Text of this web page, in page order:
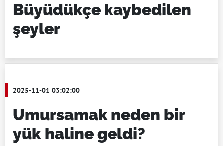
Büyüdükçe kaybedilen
şeyler
2025-11-01 03:02:00
Umursamak neden bir
yük haline geldi?